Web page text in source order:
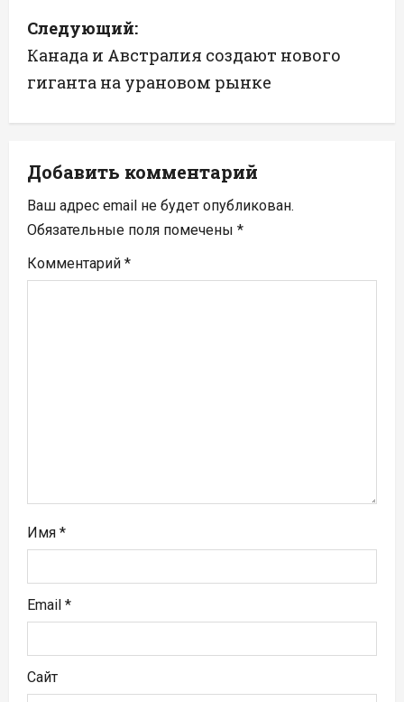
г
а
ц
и
я
п
о
я
м
Следующий:
Канада и Австралия создают нового
гиганта на урановом рынке
Добавить комментарий
Ваш адрес email не будет опубликован.
Обязательные поля помечены *
Комментарий *
Имя *
Email *
Сайт